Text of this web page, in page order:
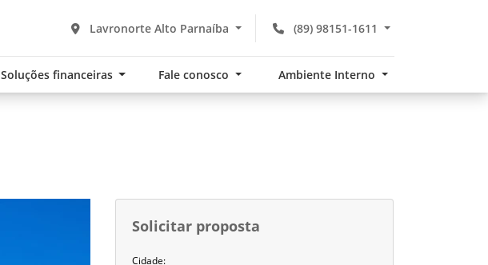
(89) 98151-1611
Lavronorte Alto Parnaíba
Soluções financeiras Fale conosco Ambiente Interno
Solicitar proposta
Cidade: